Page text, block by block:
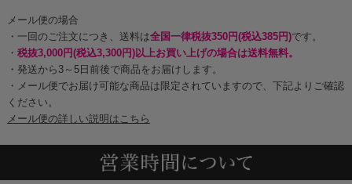
メール便の場合
・一回のご注文につき、送料は全国一律税抜350円(税込385円)です。
・ 税抜3,000円(税込3,300円)以上お買い上げの場合は送料無料。
・発送から3～5日前後で商品をお届けします。
・メール便でお届け可能な商品は限定されていますので、下記よりご確認
ください。
メール便の詳しい説明はこちら